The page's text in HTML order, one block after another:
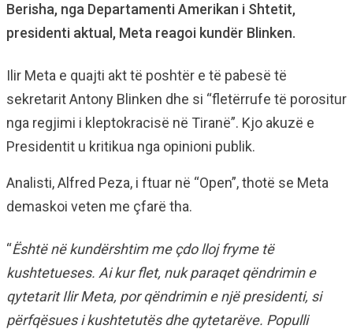
Berisha, nga Departamenti Amerikan i Shtetit,
presidenti aktual, Meta reagoi kundër Blinken.
Ilir Meta e quajti akt të poshtër e të pabesë të
sekretarit Antony Blinken dhe si “fletërrufe të porositur
nga regjimi i kleptokracisë në Tiranë”. Kjo akuzë e
Presidentit u kritikua nga opinioni publik.
Analisti, Alfred Peza, i ftuar në “Open”, thotë se Meta
demaskoi veten me çfarë tha.
“Është në kundërshtim me çdo lloj fryme të
kushtetueses. Ai kur flet, nuk paraqet qëndrimin e
qytetarit Ilir Meta, por qëndrimin e një presidenti, si
përfqësues i kushtetutës dhe qytetarëve. Populli